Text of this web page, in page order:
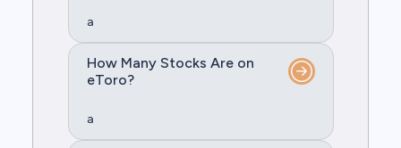
a
How Many Stocks Are on
eToro?
a